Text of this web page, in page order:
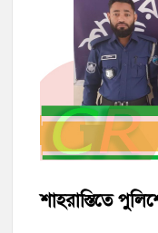
হাজীগঞ্জে ৬ বছরের
হাজীগঞ্জের
হাজীগঞ্জ সরকারি মডেল
গণঅভ্যুত্থান দিবস’ পালিত
শাহরাস্তিতে